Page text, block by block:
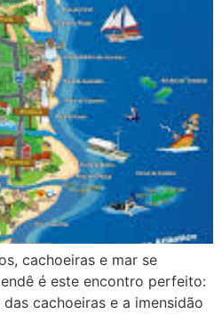
cachoeiras e mar se
é este encontro perfeito:
cachoeiras e a imensidão